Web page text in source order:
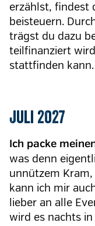
erzählst, findest
beisteuern.
trägst du dazu
teilfinanziert
stattfinden kann.
Juli 2027
Ich packe
was denn
unnützem
kann ich mir
lieber an alle
wird es nachts